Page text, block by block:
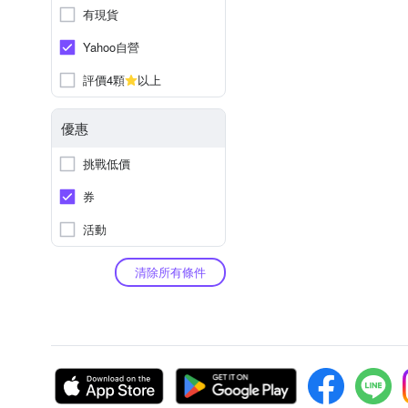
有現貨
Yahoo自營
評價4顆
以上
優惠
挑戰低價
券
活動
清除所有條件